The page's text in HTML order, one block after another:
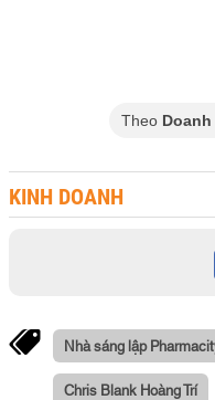
Theo
KINH DOANH
Nhà sáng lập
Chris Blank Hoàng Trí